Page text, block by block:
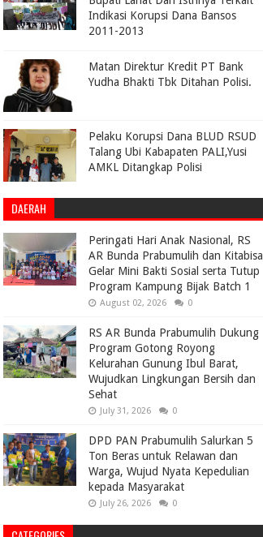
Indikasi Korupsi Dana Bansos
2011-2013
Matan Direktur Kredit PT Bank
Yudha Bhakti Tbk Ditahan Polisi.
Pelaku Korupsi Dana BLUD RSUD
Talang Ubi Kabapaten PALI,Yusi
AMKL Ditangkap Polisi
DAERAH
Peringati Hari Anak Nasional, RS
AR Bunda Prabumulih dan Kitabisa
Gelar Mini Bakti Sosial serta Tutup
Program Kampung Bijak Batch 1
August 02, 2026 0
RS AR Bunda Prabumulih Dukung
Program Gotong Royong
Kelurahan Gunung Ibul Barat,
Wujudkan Lingkungan Bersih dan
Sehat
July 31, 2026 0
DPD PAN Prabumulih Salurkan 5
Ton Beras untuk Relawan dan
Warga, Wujud Nyata Kepedulian
kepada Masyarakat
July 26, 2026 0